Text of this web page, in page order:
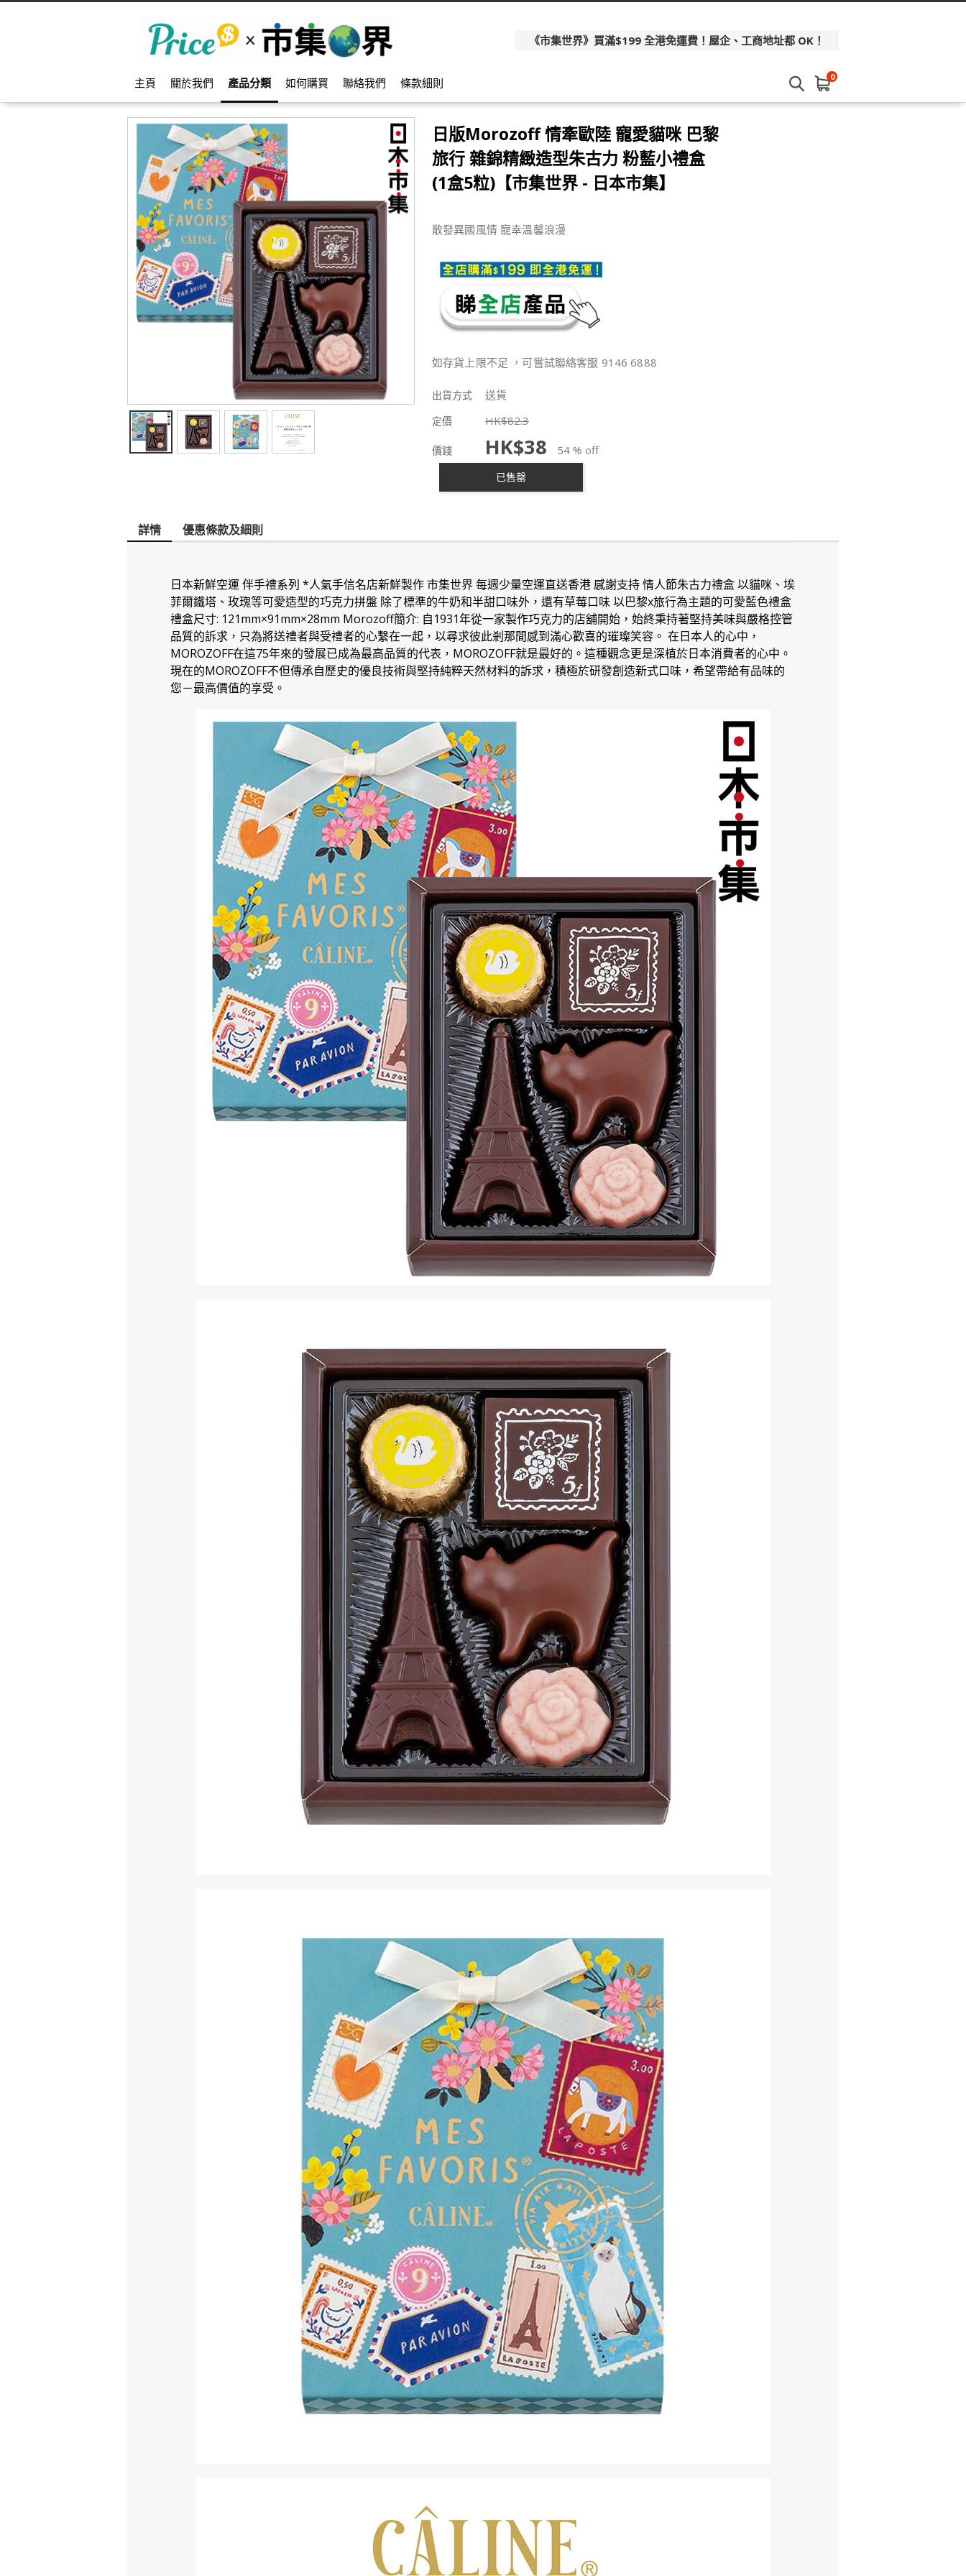
《市集世界》買滿$199 全港免運費！屋企、工商地址都 OK！
主頁 關於我們 產品分類 如何購買 聯絡我們 條款細則 0
日版Morozoff 情牽歐陸 寵愛貓咪 巴黎
旅行 雜錦精緻造型朱古力 粉藍小禮盒
(1盒5粒)【市集世界 - 日本市集】
散發異國風情 寵幸溫馨浪漫
如存貨上限不足 ，可嘗試聯絡客服 9146 6888
出貨方式 送貨
定價 HK$82.3
價錢 HK$38 54 % off
已售罄
詳情 優惠條款及細則
日本新鮮空運 伴手禮系列 *人氣手信名店新鮮製作 市集世界 每週少量空運直送香港 感謝支持 情人節朱古力禮盒 以貓咪、埃
菲爾鐵塔、玫瑰等可愛造型的巧克力拼盤 除了標準的牛奶和半甜口味外，還有草莓口味 以巴黎x旅行為主題的可愛藍色禮盒
禮盒尺寸: 121mm×91mm×28mm Morozoff簡介: 自1931年從一家製作巧克力的店舖開始，始終秉持著堅持美味與嚴格控管
品質的訴求，只為將送禮者與受禮者的心繫在一起，以尋求彼此剎那間感到滿心歡喜的璀璨笑容。 在日本人的心中，
MOROZOFF在這75年來的發展已成為最高品質的代表，MOROZOFF就是最好的。這種觀念更是深植於日本消費者的心中。
現在的MOROZOFF不但傳承自歷史的優良技術與堅持純粹天然材料的訴求，積極於研發創造新式口味，希望帶給有品味的
您－最高價值的享受。